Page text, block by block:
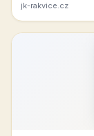
jk-rakvice.cz